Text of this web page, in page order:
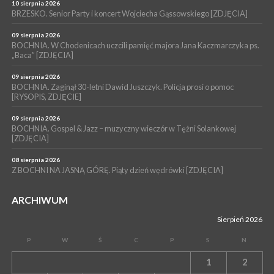
POWIAT BRZESKI. W Wytrzyszczce karetka zderzyła się z
samochodem osobowym
WYDARZENIA
06 sierpnia 2026
BOCHNIA. Dziś w muzeum kolejne spotkanie w ramach
10 sierpnia 2026
BRZESKO. Senior Party i koncert Wojciecha Gąssowskiego [ZDJĘCIA]
09 sierpnia 2026
BOCHNIA. W Chodenicach uczcili pamięć majora Jana Kaczmarczyka ps.
„Baca” [ZDJĘCIA]
09 sierpnia 2026
BOCHNIA. Zaginął 30-letni Dawid Juszczyk. Policja prosi o pomoc
[RYSOPIS, ZDJĘCIE]
09 sierpnia 2026
BOCHNIA. Gospel & Jazz – muzyczny wieczór w Tężni Solankowej
[ZDJĘCIA]
08 sierpnia 2026
Z BOCHNI NA JASNĄ GÓRĘ. Piąty dzień wędrówki [ZDJĘCIA]
ARCHIWUM
Sierpień 2026
P W Ś C P S N
1 2